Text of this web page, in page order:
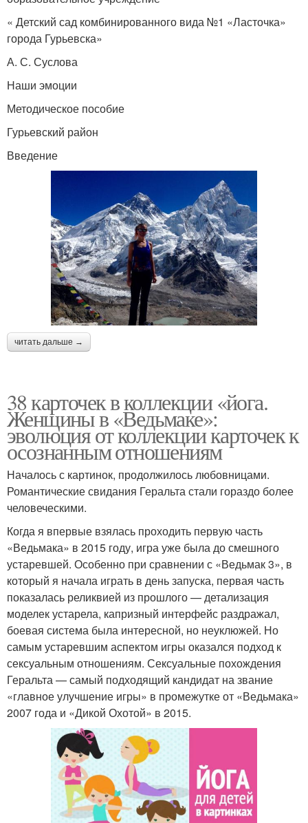
« Детский сад комбинированного вида №1 «Ласточка»
города Гурьевска»
А. С. Суслова
Наши эмоции
Методическое пособие
Гурьевский район
Введение
читать дальше →
38 карточек в коллекции «йога.
Женщины в «Ведьмаке»:
эволюция от коллекции карточек к
осознанным отношениям
Началось с картинок, продолжилось любовницами.
Романтические свидания Геральта стали гораздо более
человеческими.
Когда я впервые взялась проходить первую часть
«Ведьмака» в 2015 году, игра уже была до смешного
устаревшей. Особенно при сравнении с «Ведьмак 3», в
который я начала играть в день запуска, первая часть
показалась реликвией из прошлого — детализация
моделек устарела, капризный интерфейс раздражал,
боевая система была интересной, но неуклюжей. Но
самым устаревшим аспектом игры оказался подход к
сексуальным отношениям. Сексуальные похождения
Геральта — самый подходящий кандидат на звание
«главное улучшение игры» в промежутке от «Ведьмака»
2007 года и «Дикой Охотой» в 2015.